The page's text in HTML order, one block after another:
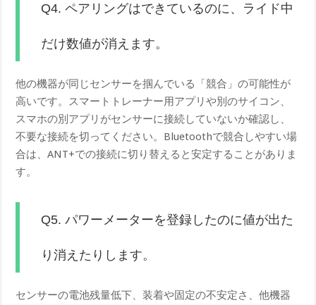
Q4. ペアリングはできているのに、ライド中
だけ数値が消えます。
他の機器が同じセンサーを掴んでいる「競合」の可能性が
高いです。スマートトレーナー用アプリや別のサイコン、
スマホの別アプリがセンサーに接続していないか確認し、
不要な接続を切ってください。Bluetoothで競合しやすい場
合は、ANT+での接続に切り替えると安定することがありま
す。
Q5. パワーメーターを登録したのに値が出た
り消えたりします。
センサーの電池残量低下、装着や固定の不安定さ、他機器